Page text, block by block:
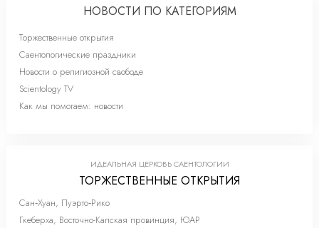
НОВОСТИ ПО КАТЕГОРИЯМ
Торжественные открытия
Саентологические праздники
Новости о религиозной свободе
Scientology TV
Как мы помогаем: новости
ИДЕАЛЬНАЯ ЦЕРКОВЬ САЕНТОЛОГИИ
ТОРЖЕСТВЕННЫЕ ОТКРЫТИЯ
Сан‑Хуан, Пуэрто‑Рико
Гкеберха, Восточно-Капская провинция, ЮАР